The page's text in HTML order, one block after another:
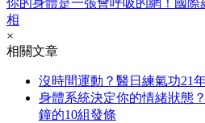
你的身體是一張會呼吸的網！國
相
×
相關文章
沒時間運動？醫日練氣功21
身體系統決定你的情緒狀態
鐘的10組發條